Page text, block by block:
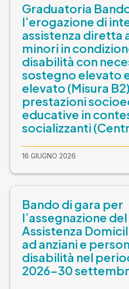
Graduatoria
l’erogazione di
assistenza diretta
minori in
disabilità con
sostegno elevato
elevato (Misura
prestazioni
educative in
socializzanti
16 GIUGNO 2026
Bando di gara per
l’assegnazione
Assistenza
ad anziani e
disabilità nel
2026-30